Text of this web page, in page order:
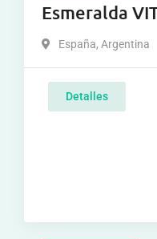
Esmeralda
España, Argentina
Detalles